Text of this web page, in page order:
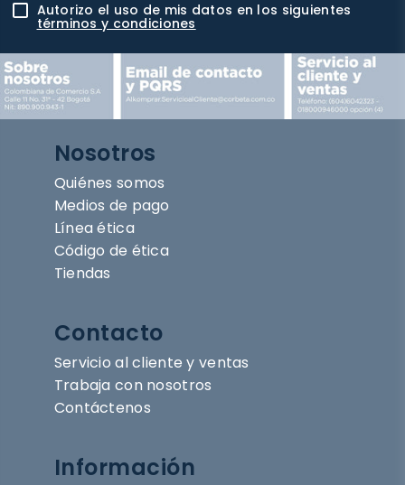
Autorizo el uso de mis datos en los siguientes
términos y condiciones
Nosotros
Quiénes somos
Medios de pago
Línea ética
Código de ética
Tiendas
Contacto
Servicio al cliente y ventas
Trabaja con nosotros
Contáctenos
Información